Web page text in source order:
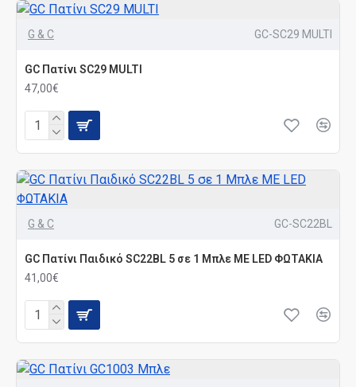
G & C GC-SC29 MULTI
GC Πατίνι SC29 MULTI
47,00€
G & C GC-SC22BL
GC Πατίνι Παιδικό SC22BL 5 σε 1 Μπλε ME LED ΦΩΤΑΚΙΑ
41,00€